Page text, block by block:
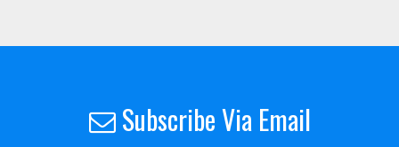
Subscribe Via Email